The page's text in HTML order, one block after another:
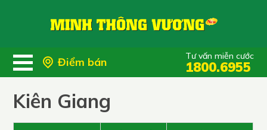
Tư vấn miễn cước
1800.6955
Điểm bán
Kiên Giang